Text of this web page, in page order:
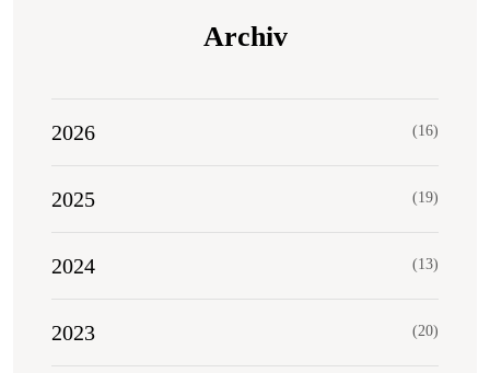
Archiv
2026 (16)
2025 (19)
2024 (13)
2023 (20)